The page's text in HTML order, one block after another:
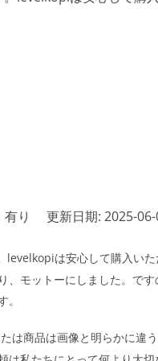
り 更新日期: 2025-
levelkopiは安心して購入いた
、モットーにしました。で
は商品は画像と明らかに違